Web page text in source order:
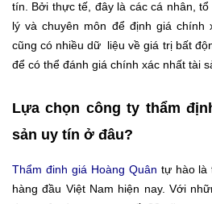
tín. Bởi thực tế, đây là các cá nhân,
lý và chuyên môn để định giá chính
cũng có nhiều dữ liệu về giá trị bất
để có thể đánh giá chính xác nhất tài
Lựa chọn công ty thẩm
sản uy tín ở đâu?
Thẩm đinh giá Hoàng Quân tự hào là
hàng đầu Việt Nam hiện nay. Với